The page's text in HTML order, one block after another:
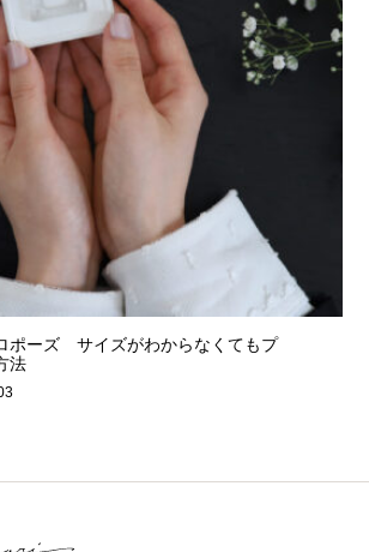
ポーズ サイズがわからなくてもプ
法